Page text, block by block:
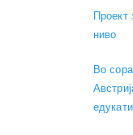
Проект
ниво
Во